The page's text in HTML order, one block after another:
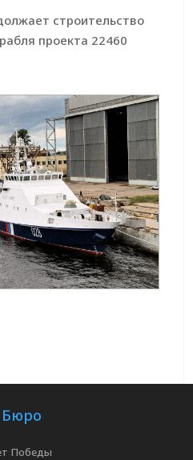
строительство
проекта 22460
Победы